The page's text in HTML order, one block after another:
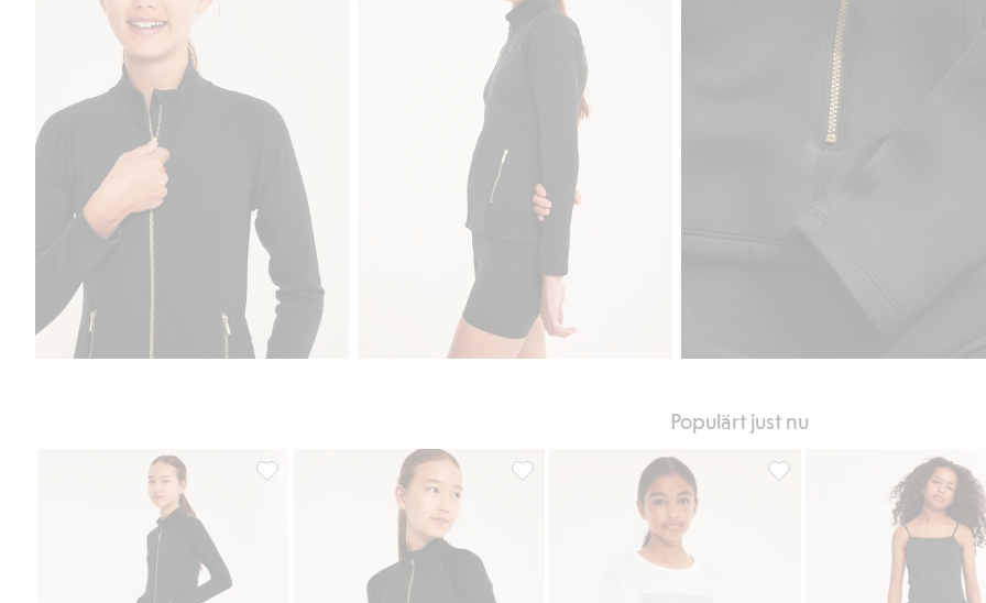
Populärt just nu
Flare träningstights i jersey, Lägg till i favoriterKorta cykelshorts, Lägg till i favoriter Kortärmad bomullspyjamas,